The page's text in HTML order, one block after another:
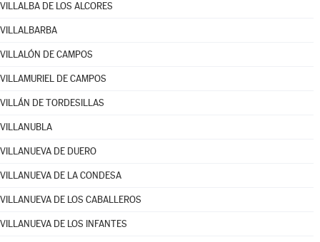
VILLALBA DE LOS ALCORES
VILLALBARBA
VILLALÓN DE CAMPOS
VILLAMURIEL DE CAMPOS
VILLÁN DE TORDESILLAS
VILLANUBLA
VILLANUEVA DE DUERO
VILLANUEVA DE LA CONDESA
VILLANUEVA DE LOS CABALLEROS
VILLANUEVA DE LOS INFANTES